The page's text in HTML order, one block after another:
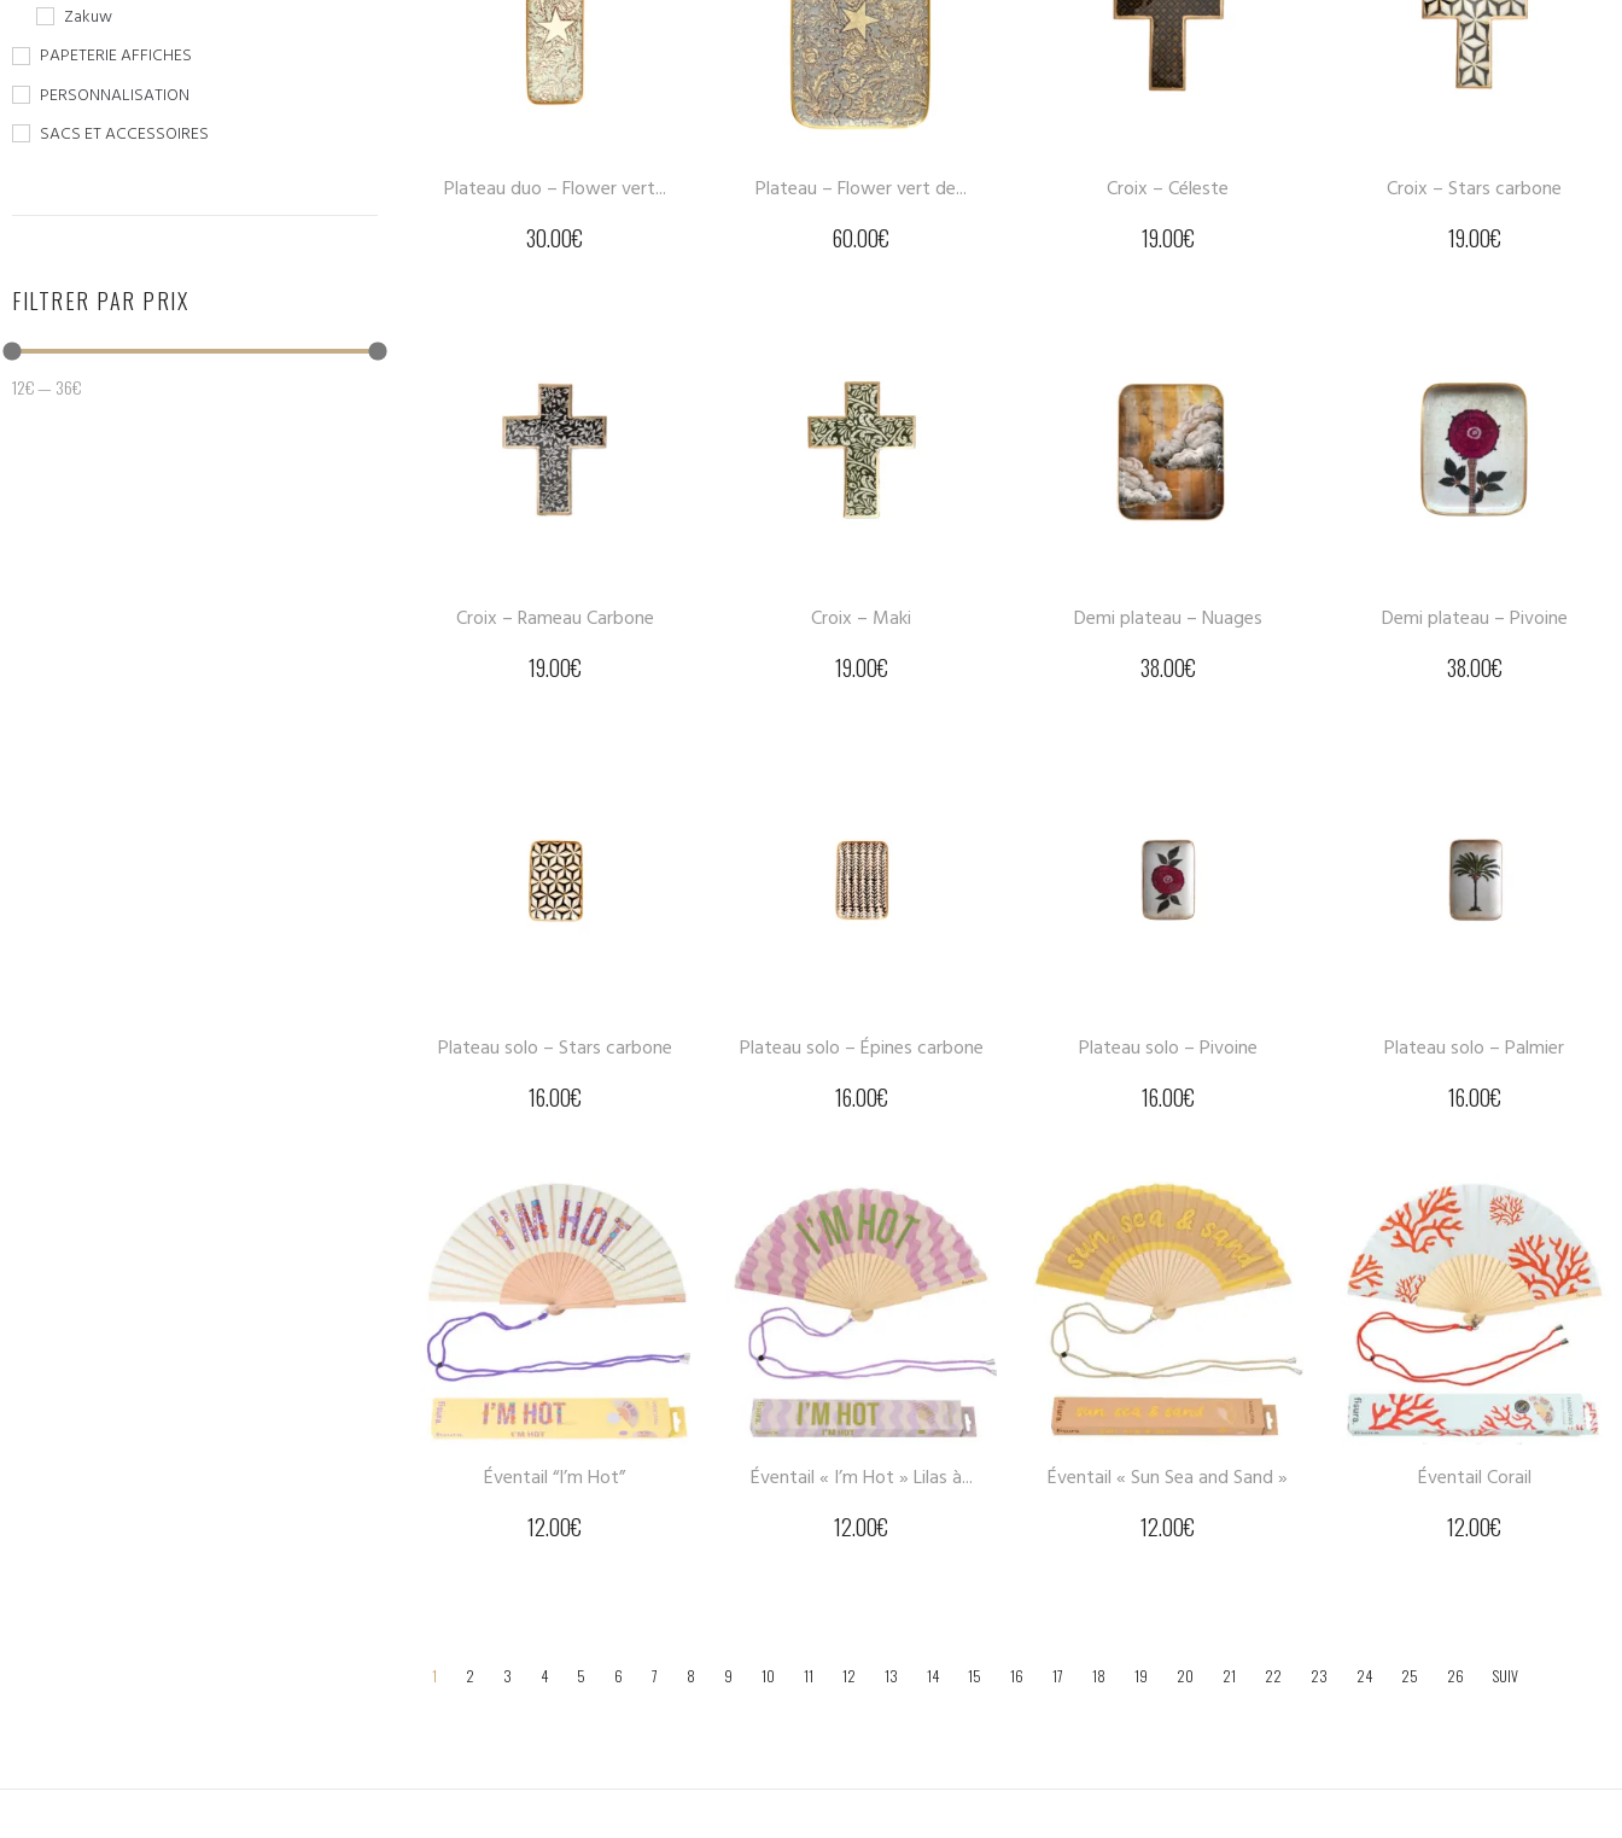
Zakuw
PAPETERIE AFFICHES
PERSONNALISATION
SACS ET ACCESSOIRES
FILTRER PAR PRIX
12€— 36€
Plateau duo – Flower vert...
30.00€
Plateau – Flower vert de...
60.00€
Croix – Céleste
19.00€
Croix – Stars carbone
19.00€
Croix – Rameau Carbone
19.00€
Croix – Maki
19.00€
Demi plateau – Nuages
38.00€
Demi plateau – Pivoine
38.00€
Plateau solo – Stars carbone
16.00€
Plateau solo – Épines carbone
16.00€
Plateau solo – Pivoine
16.00€
Plateau solo – Palmier
16.00€
Éventail “I’m Hot”
12.00€
Éventail « I’m Hot » Lilas à...
12.00€
Éventail « Sun Sea and Sand »
12.00€
Éventail Corail
12.00€
1 2 3 4 5 6 7 8 9 10 11 12 13 14 15 16 17 18 19 20 21 22 23 24 25 26 SUIV